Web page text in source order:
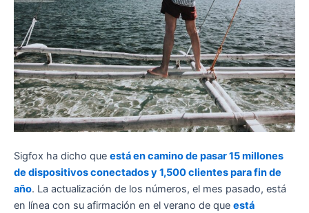
Sigfox ha dicho que está en camino de pasar 15 millones
de dispositivos conectados y 1,500 clientes para fin de
año. La actualización de los números, el mes pasado, está
en línea con su afirmación en el verano de que está